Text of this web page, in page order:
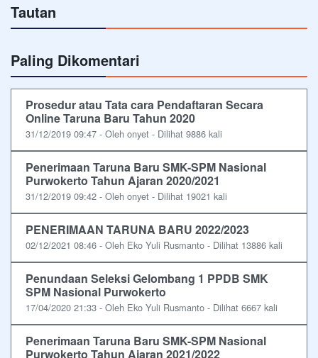
Tautan
Paling Dikomentari
Prosedur atau Tata cara Pendaftaran Secara
Online Taruna Baru Tahun 2020
31/12/2019 09:47 - Oleh onyet - Dilihat 9886 kali
Penerimaan Taruna Baru SMK-SPM Nasional
Purwokerto Tahun Ajaran 2020/2021
31/12/2019 09:42 - Oleh onyet - Dilihat 19021 kali
PENERIMAAN TARUNA BARU 2022/2023
02/12/2021 08:46 - Oleh Eko Yuli Rusmanto - Dilihat 13886 kali
Penundaan Seleksi Gelombang 1 PPDB SMK
SPM Nasional Purwokerto
17/04/2020 21:33 - Oleh Eko Yuli Rusmanto - Dilihat 6667 kali
Penerimaan Taruna Baru SMK-SPM Nasional
Purwokerto Tahun Ajaran 2021/2022